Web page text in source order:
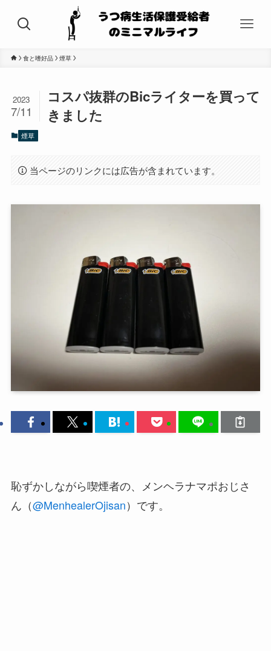
食と嗜好品 煙草
コスパ抜群のBicライターを買って
きました
2023
7/11
煙草
当ページのリンクには広告が含まれています。
恥ずかしながら喫煙者の、メンヘラナマポおじさ
ん（@MenhealerOjisan）です。